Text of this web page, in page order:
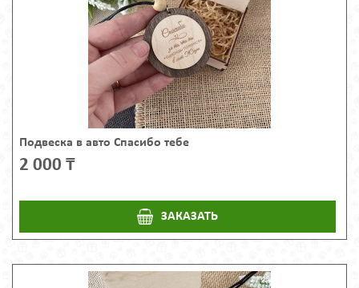
Подвеска в авто Спасибо тебе
2 000 ₸
ЗАКАЗАТЬ